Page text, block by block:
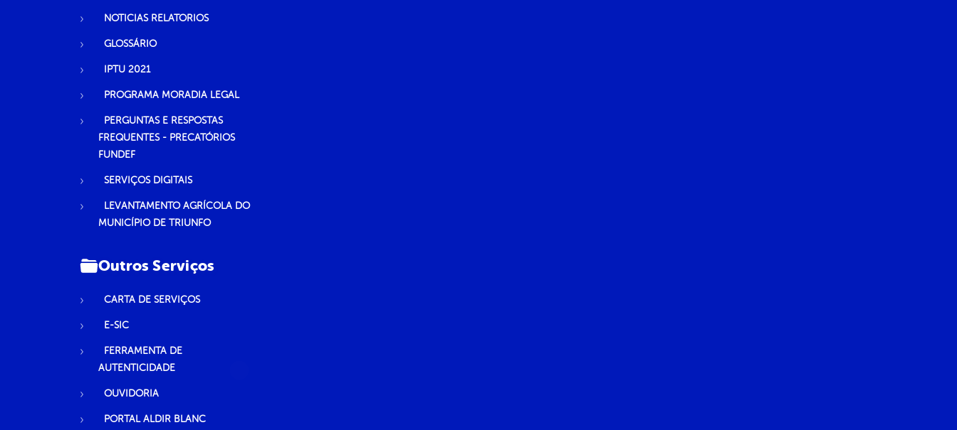
NOTICIAS RELATORIOS
GLOSSÁRIO
IPTU 2021
PROGRAMA MORADIA LEGAL
PERGUNTAS E RESPOSTAS
FREQUENTES - PRECATÓRIOS
FUNDEF
SERVIÇOS DIGITAIS
LEVANTAMENTO AGRÍCOLA DO
MUNICÍPIO DE TRIUNFO
Outros Serviços
CARTA DE SERVIÇOS
E-SIC
FERRAMENTA DE
AUTENTICIDADE
OUVIDORIA
PORTAL ALDIR BLANC